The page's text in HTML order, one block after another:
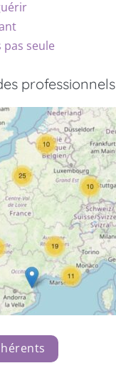
pas seule
professionnels